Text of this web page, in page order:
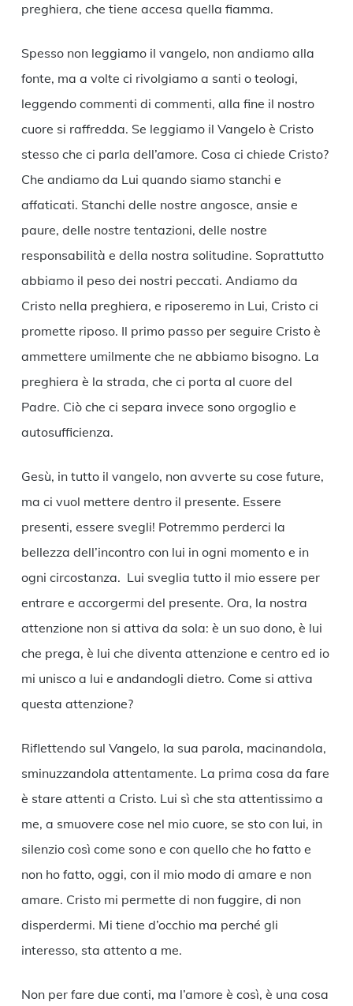
preghiera, che tiene accesa quella fiamma.
Spesso non leggiamo il vangelo, non andiamo alla
fonte, ma a volte ci rivolgiamo a santi o teologi,
leggendo commenti di commenti, alla fine il nostro
cuore si raffredda. Se leggiamo il Vangelo è Cristo
stesso che ci parla dell’amore. Cosa ci chiede Cristo?
Che andiamo da Lui quando siamo stanchi e
affaticati. Stanchi delle nostre angosce, ansie e
paure, delle nostre tentazioni, delle nostre
responsabilità e della nostra solitudine. Soprattutto
abbiamo il peso dei nostri peccati. Andiamo da
Cristo nella preghiera, e riposeremo in Lui, Cristo ci
promette riposo. Il primo passo per seguire Cristo è
ammettere umilmente che ne abbiamo bisogno. La
preghiera è la strada, che ci porta al cuore del
Padre. Ciò che ci separa invece sono orgoglio e
autosufficienza.
Gesù, in tutto il vangelo, non avverte su cose future,
ma ci vuol mettere dentro il presente. Essere
presenti, essere svegli! Potremmo perderci la
bellezza dell’incontro con lui in ogni momento e in
ogni circostanza. Lui sveglia tutto il mio essere per
entrare e accorgermi del presente. Ora, la nostra
attenzione non si attiva da sola: è un suo dono, è lui
che prega, è lui che diventa attenzione e centro ed io
mi unisco a lui e andandogli dietro. Come si attiva
questa attenzione?
Riflettendo sul Vangelo, la sua parola, macinandola,
sminuzzandola attentamente. La prima cosa da fare
è stare attenti a Cristo. Lui sì che sta attentissimo a
me, a smuovere cose nel mio cuore, se sto con lui, in
silenzio così come sono e con quello che ho fatto e
non ho fatto, oggi, con il mio modo di amare e non
amare. Cristo mi permette di non fuggire, di non
disperdermi. Mi tiene d’occhio ma perché gli
interesso, sta attento a me.
Non per fare due conti, ma l’amore è così, è una cosa